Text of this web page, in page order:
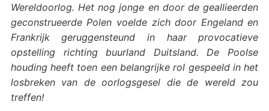
Wereldoorlog. Het nog jonge en door de geallieerden
geconstrueerde Polen voelde zich door Engeland en
Frankrijk geruggensteund in haar provocatieve
opstelling richting buurland Duitsland. De Poolse
houding heeft toen een belangrijke rol gespeeld in het
losbreken van de oorlogsgesel die de wereld zou
treffen!